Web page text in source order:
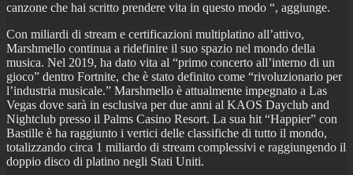
canzone che hai scritto prendere vita in questo modo “, aggiunge.
Con miliardi di stream e certificazioni multiplatino all’attivo,
Marshmello continua a ridefinire il suo spazio nel mondo della
musica. Nel 2019, ha dato vita al “primo concerto all’interno di un
gioco” dentro Fortnite, che è stato definito come “rivoluzionario per
l’industria musicale.” Marshmello è attualmente impegnato a Las
Vegas dove sarà in esclusiva per due anni al KAOS Dayclub and
Nightclub presso il Palms Casino Resort. La sua hit “Happier” con
Bastille è ha raggiunto i vertici delle classifiche di tutto il mondo,
totalizzando circa 1 miliardo di stream complessivi e raggiungendo il
doppio disco di platino negli Stati Uniti.